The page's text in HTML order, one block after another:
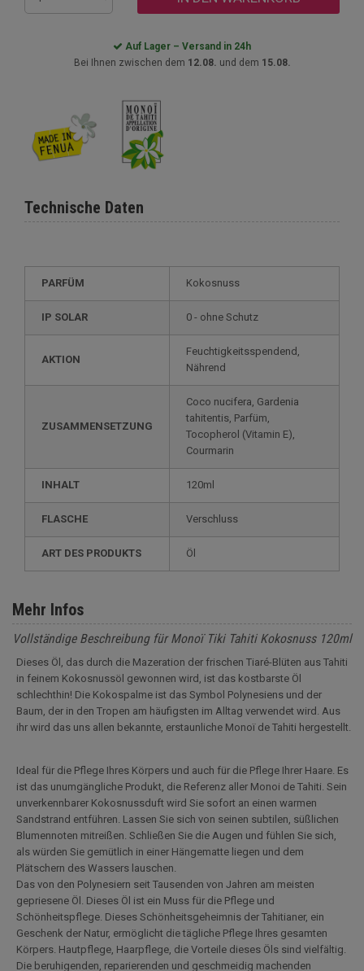
Auf Lager – Versand in 24h
Bei Ihnen zwischen dem 12.08. und dem 15.08.
Technische Daten
PARFÜM Kokosnuss
IP SOLAR 0 - ohne Schutz
AKTION
Feuchtigkeitsspendend,
Nährend
ZUSAMMENSETZUNG
Coco nucifera, Gardenia
tahitentis, Parfüm,
Tocopherol (Vitamin E),
Courmarin
INHALT 120ml
FLASCHE Verschluss
ART DES PRODUKTS Öl
Mehr Infos
Vollständige Beschreibung für Monoï Tiki Tahiti Kokosnuss 120ml
Dieses Öl, das durch die Mazeration der frischen Tiaré-Blüten aus Tahiti
in feinem Kokosnussöl gewonnen wird, ist das kostbarste Öl
schlechthin! Die Kokospalme ist das Symbol Polynesiens und der
Baum, der in den Tropen am häufigsten im Alltag verwendet wird. Aus
ihr wird das uns allen bekannte, erstaunliche Monoï de Tahiti hergestellt.
Ideal für die Pflege Ihres Körpers und auch für die Pflege Ihrer Haare. Es
ist das unumgängliche Produkt, die Referenz aller Monoi de Tahiti. Sein
unverkennbarer Kokosnussduft wird Sie sofort an einen warmen
Sandstrand entführen. Lassen Sie sich von seinen subtilen, süßlichen
Blumennoten mitreißen. Schließen Sie die Augen und fühlen Sie sich,
als würden Sie gemütlich in einer Hängematte liegen und dem
Plätschern des Wassers lauschen.
Das von den Polynesiern seit Tausenden von Jahren am meisten
gepriesene Öl. Dieses Öl ist ein Muss für die Pflege und
Schönheitspflege. Dieses Schönheitsgeheimnis der Tahitianer, ein
Geschenk der Natur, ermöglicht die tägliche Pflege Ihres gesamten
Körpers. Hautpflege, Haarpflege, die Vorteile dieses Öls sind vielfältig.
Die beruhigenden, reparierenden und geschmeidig machenden